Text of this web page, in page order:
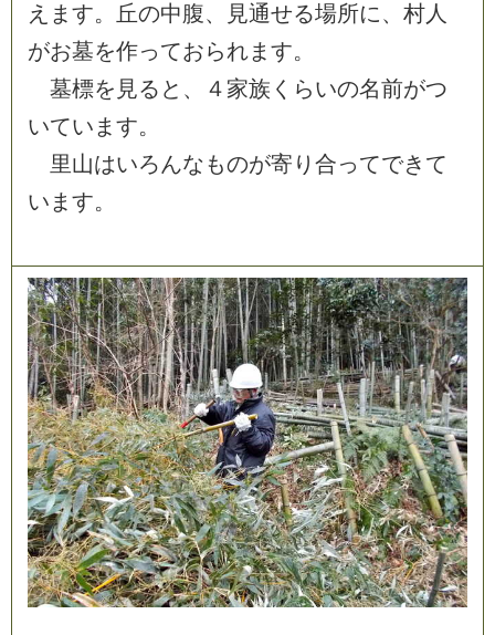
え ま す。 丘の中腹、 見通せる場所に、 村人
がお墓を作っておられま す。
墓標を 見る と 、 ４ 家族 く らいの名前がつ
いてい ま す。
里山はいろんなものが寄 り 合ってでき て
い ま す。